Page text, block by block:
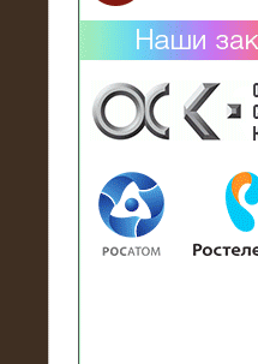
02.02.2019
Нагрузочный
кВ) поставлен в